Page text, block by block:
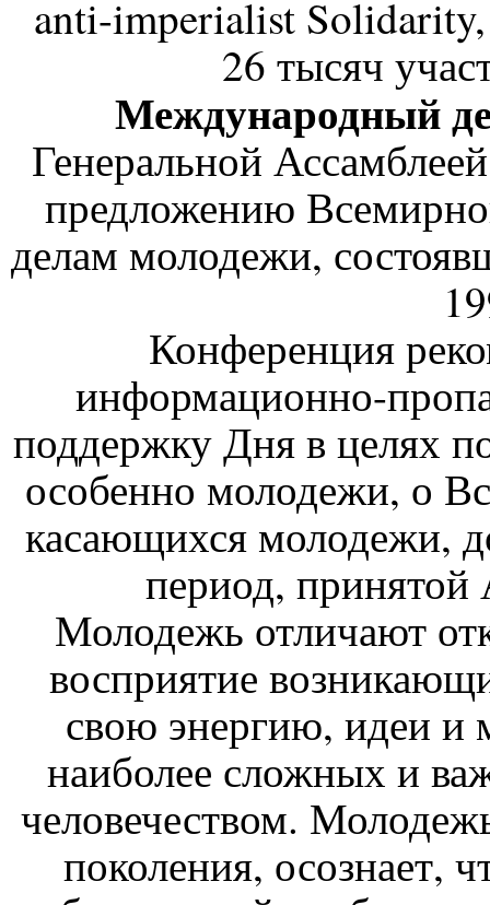
anti-imperialist
26 тысяч
Международный
Генеральной
предложению
делам молодежи,
Конференция
информационно-
поддержку Дня в целях
особенно молодежи, о
касающихся молодежи,
период, принятой
Молодежь отличают
восприятие
свою энергию, идеи и
наиболее сложных и
человечеством.
поколения, осознает,